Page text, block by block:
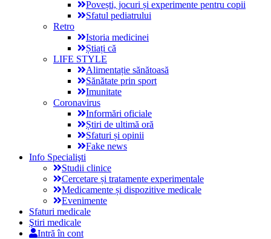
Povești, jocuri și experimente pentru copii
Sfatul pediatrului
Retro
Istoria medicinei
Știați că
LIFE STYLE
Alimentație sănătoasă
Sănătate prin sport
Imunitate
Coronavirus
Informări oficiale
Știri de ultimă oră
Sfaturi și opinii
Fake news
Info Specialişti
Studii clinice
Cercetare și tratamente experimentale
Medicamente și dispozitive medicale
Evenimente
Sfaturi medicale
Ştiri medicale
Intră în cont